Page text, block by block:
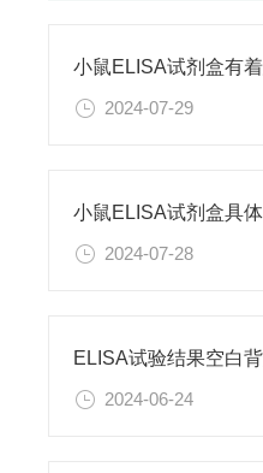
2024-07-29
2024-07-28
2024-06-24